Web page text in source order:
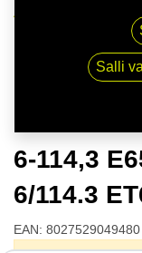
OZ
13x18 6/114.3
6-114,3
6/114.3
EAN: 8027529049480
Salli